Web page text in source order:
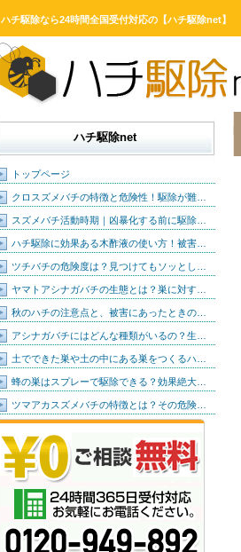
ハチ駆除なら24時間全国受付対応の【ハチ駆除net】
ハチ駆除net
トップページ
クロスズメバチの特徴と危険性！駆除が難…
スズメバチ活動時期｜凶暴化する前に駆除…
ハチ駆除に効果ある木酢液の使い方！被害…
ツチバチの危険度は？見つけてもソッとし…
ヤマトアシナガバチの生態とは？巣に対す…
秋のハチの注意点と、被害にあったときの…
アシナガバチにはどんな種類がいるの？生…
土でできた巣や土の中にある巣をつくるハ…
蜂の巣はスプレーで駆除できる？効果絶大…
ツマアカスズメバチの特徴とは？その危険…